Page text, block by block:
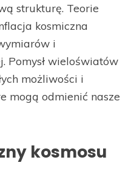
strukturę. Teorie
kosmiczna
i
Pomysł wieloświatów
możliwości i
mogą odmienić nasze
kosmosu